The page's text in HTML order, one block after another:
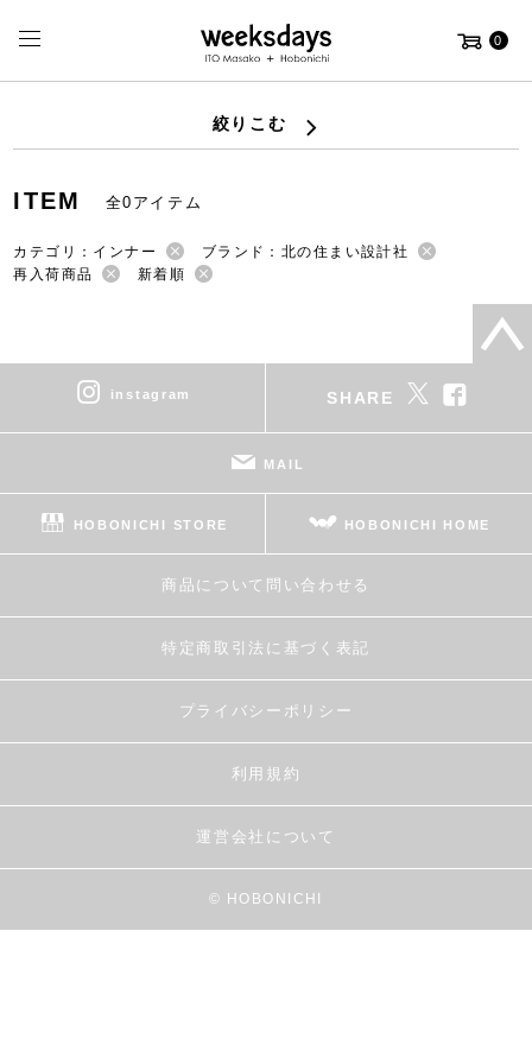
0
絞りこむ
ITEM 全0アイテム
カテゴリ：インナー
ブランド：北の住まい設計社
再入荷商品
新着順
instagram SHARE
MAIL
HOBONICHI STORE HOBONICHI HOME
商品について問い合わせる
特定商取引法に基づく表記
プライバシーポリシー
利用規約
運営会社について
© HOBONICHI